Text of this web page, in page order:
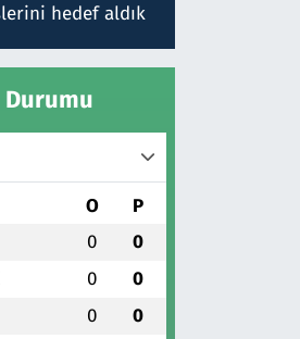
hedef aldık
Durumu
O P
0 0
0 0
0 0